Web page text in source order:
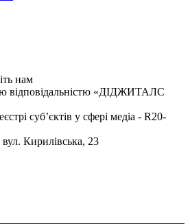
нам
відповідальністю «ДІДЖИТАЛС
суб’єктів у сфері медіа - R20-
Кирилівська, 23